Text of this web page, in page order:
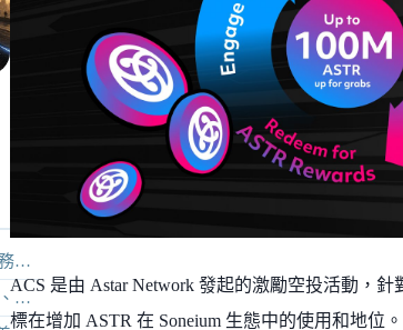
ACS 是由 Astar Network 發起的激勵空投活動，
標在增加 ASTR 在 Soneium 生態中的使用和地位。